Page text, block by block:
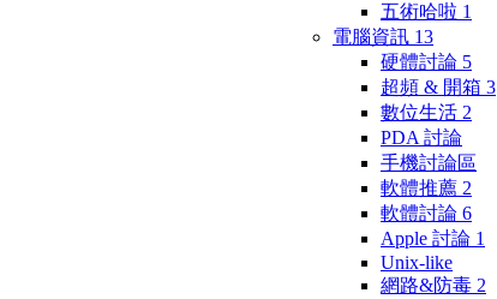
五術哈啦 1
電腦資訊 13
硬體討論 5
超頻 & 開箱 3
數位生活 2
PDA 討論
手機討論區
軟體推薦 2
軟體討論 6
Apple 討論 1
Unix-like
網路&防毒 2